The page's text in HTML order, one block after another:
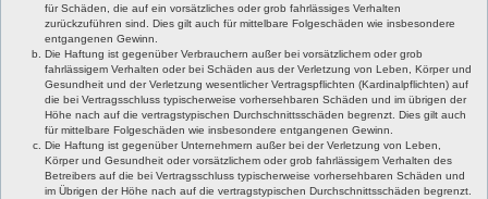
für Schäden, die auf ein vorsätzliches oder grob fahrlässiges Verhalten
zurückzuführen sind. Dies gilt auch für mittelbare Folgeschäden wie insbesondere
entgangenen Gewinn.
Die Haftung ist gegenüber Verbrauchern außer bei vorsätzlichem oder grob
fahrlässigem Verhalten oder bei Schäden aus der Verletzung von Leben, Körper und
Gesundheit und der Verletzung wesentlicher Vertragspflichten (Kardinalpflichten) auf
die bei Vertragsschluss typischerweise vorhersehbaren Schäden und im übrigen der
Höhe nach auf die vertragstypischen Durchschnittsschäden begrenzt. Dies gilt auch
für mittelbare Folgeschäden wie insbesondere entgangenen Gewinn.
Die Haftung ist gegenüber Unternehmern außer bei der Verletzung von Leben,
Körper und Gesundheit oder vorsätzlichem oder grob fahrlässigem Verhalten des
Betreibers auf die bei Vertragsschluss typischerweise vorhersehbaren Schäden und
im Übrigen der Höhe nach auf die vertragstypischen Durchschnittsschäden begrenzt.